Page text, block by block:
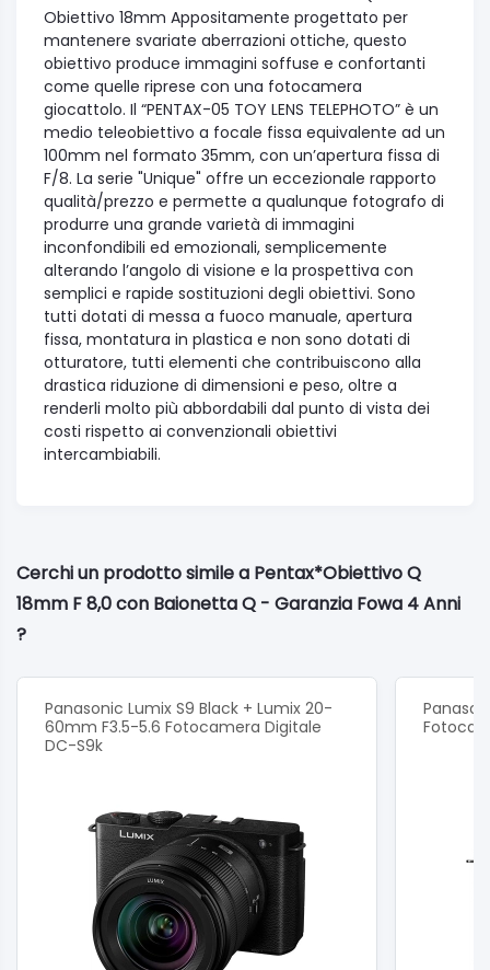
Obiettivo 18mm Appositamente progettato per
mantenere svariate aberrazioni ottiche, questo
obiettivo produce immagini soffuse e confortanti
come quelle riprese con una fotocamera
giocattolo. Il “PENTAX-05 TOY LENS TELEPHOTO” è un
medio teleobiettivo a focale fissa equivalente ad un
100mm nel formato 35mm, con un’apertura fissa di
F/8. La serie "Unique" offre un eccezionale rapporto
qualità/prezzo e permette a qualunque fotografo di
produrre una grande varietà di immagini
inconfondibili ed emozionali, semplicemente
alterando l’angolo di visione e la prospettiva con
semplici e rapide sostituzioni degli obiettivi. Sono
tutti dotati di messa a fuoco manuale, apertura
fissa, montatura in plastica e non sono dotati di
otturatore, tutti elementi che contribuiscono alla
drastica riduzione di dimensioni e peso, oltre a
renderli molto più abbordabili dal punto di vista dei
costi rispetto ai convenzionali obiettivi
intercambiabili.
Cerchi un prodotto simile a Pentax*Obiettivo Q
18mm F 8,0 con Baionetta Q - Garanzia Fowa 4 Anni
?
Panasonic Lumix S9 Black + Lumix 20-
60mm F3.5-5.6 Fotocamera Digitale
DC-S9k